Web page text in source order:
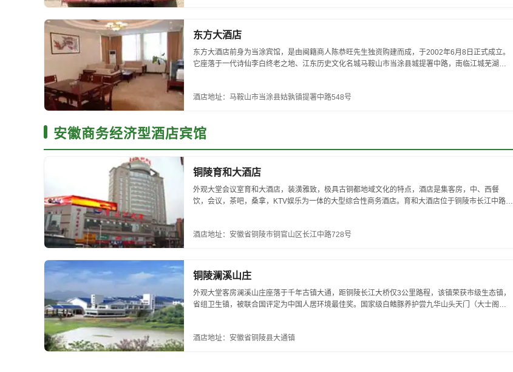
东方大酒店
东方大酒店前身为当涂宾馆，是由闽籍商人陈恭旺先生独资购建而成，于2002年6月8日正式成立。
它座落于一代诗仙李白终老之地、江东历史文化名城马鞍山市当涂县城提署中路，南临江城芜湖
酒店地址：马鞍山市当涂县姑孰镇提署中路548号
安徽商务经济型酒店宾馆
铜陵育和大酒店
外观大堂会议室育和大酒店，装潢雅致，极具古铜都地域文化的特点，酒店是集客房，中、西餐
饮，会议，茶吧，桑拿，KTV娱乐为一体的大型综合性商务酒店。育和大酒店位于铜陵市长江中路核
酒店地址：安徽省铜陵市铜官山区长江中路728号
铜陵澜溪山庄
外观大堂客房澜溪山庄座落于千年古镇大通，距铜陵长江大桥仅3公里路程，该镇荣获市级生态镇，
省组卫生镇，被联合国评定为中国人居环境最佳奖。国家级白鳍豚养护尝九华山头天门（大士阁）
酒店地址：安徽省铜陵县大通镇